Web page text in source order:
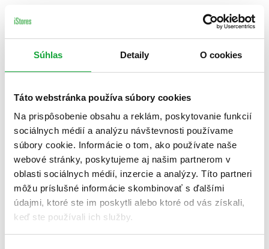
Súhlas Detaily O cookies
Táto webstránka používa súbory cookies
Na prispôsobenie obsahu a reklám, poskytovanie funkcií
sociálnych médií a analýzu návštevnosti používame
súbory cookie. Informácie o tom, ako používate naše
webové stránky, poskytujeme aj našim partnerom v
oblasti sociálnych médií, inzercie a analýzy. Títo partneri
môžu príslušné informácie skombinovať s ďalšími
údajmi, ktoré ste im poskytli alebo ktoré od vás získali,
keď ste používali ich služby.